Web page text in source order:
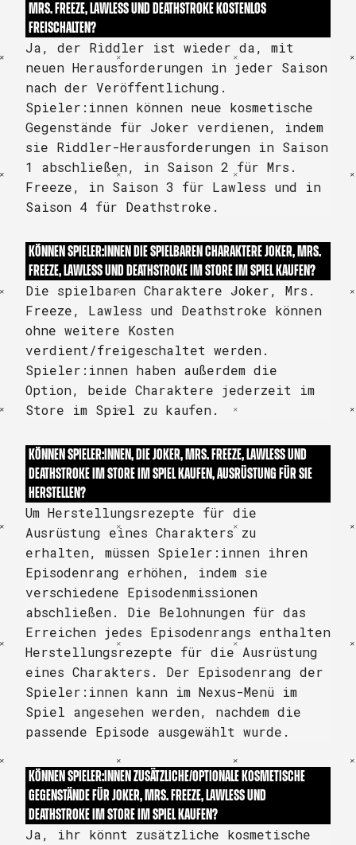
MRS. FREEZE, LAWLESS UND DEATHSTROKE KOSTENLOS
FREISCHALTEN?
Ja, der Riddler ist wieder da, mit
neuen Herausforderungen in jeder Saison
nach der Veröffentlichung.
Spieler:innen können neue kosmetische
Gegenstände für Joker verdienen, indem
sie Riddler-Herausforderungen in Saison
1 abschließen, in Saison 2 für Mrs.
Freeze, in Saison 3 für Lawless und in
Saison 4 für Deathstroke.
KÖNNEN SPIELER:INNEN DIE SPIELBAREN CHARAKTERE JOKER, MRS.
FREEZE, LAWLESS UND DEATHSTROKE IM STORE IM SPIEL KAUFEN?
Die spielbaren Charaktere Joker, Mrs.
Freeze, Lawless und Deathstroke können
ohne weitere Kosten
verdient/freigeschaltet werden.
Spieler:innen haben außerdem die
Option, beide Charaktere jederzeit im
Store im Spiel zu kaufen.
KÖNNEN SPIELER:INNEN, DIE JOKER, MRS. FREEZE, LAWLESS UND
DEATHSTROKE IM STORE IM SPIEL KAUFEN, AUSRÜSTUNG FÜR SIE
HERSTELLEN?
Um Herstellungsrezepte für die
Ausrüstung eines Charakters zu
erhalten, müssen Spieler:innen ihren
Episodenrang erhöhen, indem sie
verschiedene Episodenmissionen
abschließen. Die Belohnungen für das
Erreichen jedes Episodenrangs enthalten
Herstellungsrezepte für die Ausrüstung
eines Charakters. Der Episodenrang der
Spieler:innen kann im Nexus-Menü im
Spiel angesehen werden, nachdem die
passende Episode ausgewählt wurde.
KÖNNEN SPIELER:INNEN ZUSÄTZLICHE/OPTIONALE KOSMETISCHE
GEGENSTÄNDE FÜR JOKER, MRS. FREEZE, LAWLESS UND
DEATHSTROKE IM STORE IM SPIEL KAUFEN?
Ja, ihr könnt zusätzliche kosmetische